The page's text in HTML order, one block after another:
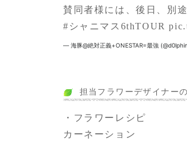
賛同者様には、後日、別
#シャニマス6thTOUR
— 海豚@絶対正義+ONESTAR=最強
担当フラワーデザイナー
・フラワーレシピ
カーネーション